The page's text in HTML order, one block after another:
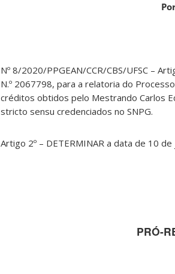
Nº 8/2020/PPGEAN/CCR/CBS/UFSC –
N.º 2067798, para a relatoria do
créditos obtidos pelo Mestrando Carlos
stricto sensu credenciados no SNPG.
Artigo 2º – DETERMINAR a data de 10
PRÓ-